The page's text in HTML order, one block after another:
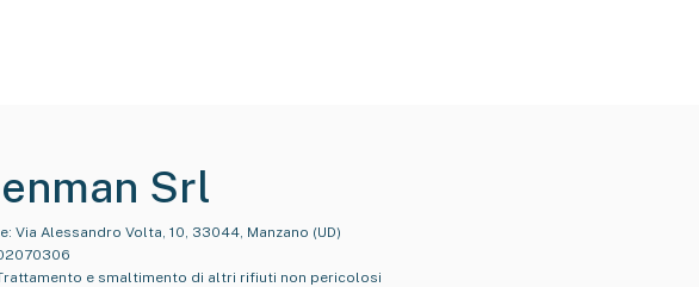
Srl
Via Alessandro Volta, 10, 33044, Manzano (UD)
e smaltimento di altri rifiuti non pericolosi